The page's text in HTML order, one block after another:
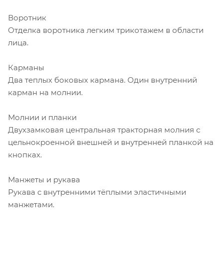
Воротник
Отделка воротника легким трикотажем в области
лица.
Карманы
Два теплых боковых кармана. Один внутренний
карман на молнии.
Молнии и планки
Двухзамковая центральная тракторная молния с
цельнокроенной внешней и внутренней планкой на
кнопках.
Манжеты и рукава
Рукава с внутренними тёплыми эластичными
манжетами.